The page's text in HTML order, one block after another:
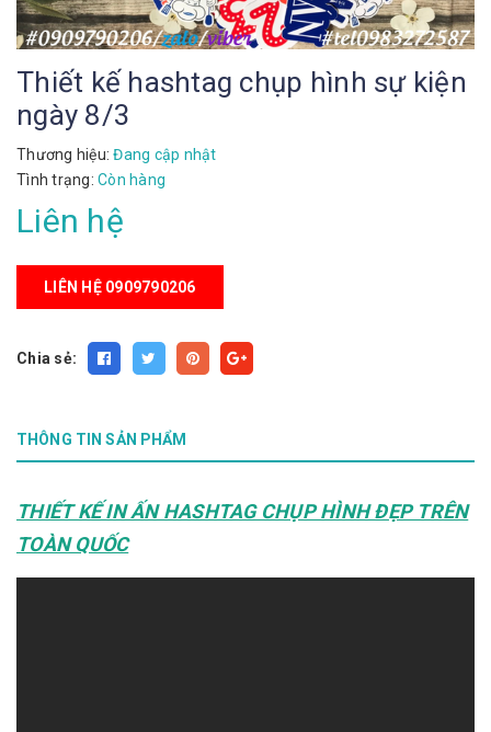
Thiết kế hashtag chụp hình sự kiện
ngày 8/3
Thương hiệu: Đang cập nhật
Tình trạng: Còn hàng
Liên hệ
LIÊN HỆ 0909790206
Chia sẻ:
THÔNG TIN SẢN PHẨM
THIẾT KẾ IN ẤN HASHTAG CHỤP HÌNH ĐẸP TRÊN
TOÀN QUỐC